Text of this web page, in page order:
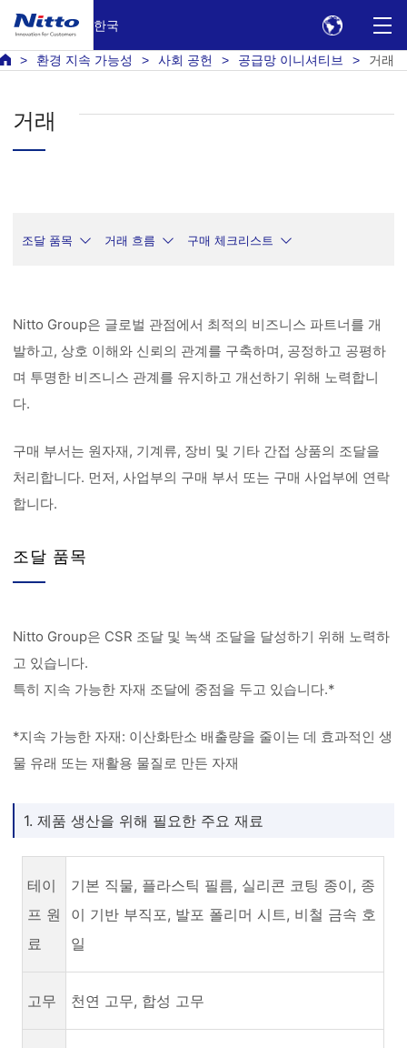
한국
환경 지속 가능성 사회 공헌 공급망 이니셔티브 거래
거래
조달 품목 거래 흐름 구매 체크리스트
Nitto Group은 글로벌 관점에서 최적의 비즈니스 파트너를 개
발하고, 상호 이해와 신뢰의 관계를 구축하며, 공정하고 공평하
며 투명한 비즈니스 관계를 유지하고 개선하기 위해 노력합니
다.
구매 부서는 원자재, 기계류, 장비 및 기타 간접 상품의 조달을
처리합니다. 먼저, 사업부의 구매 부서 또는 구매 사업부에 연락
합니다.
조달 품목
Nitto Group은 CSR 조달 및 녹색 조달을 달성하기 위해 노력하
고 있습니다.
특히 지속 가능한 자재 조달에 중점을 두고 있습니다.*
*지속 가능한 자재: 이산화탄소 배출량을 줄이는 데 효과적인 생
물 유래 또는 재활용 물질로 만든 자재
1. 제품 생산을 위해 필요한 주요 재료
테이
프 원
료
기본 직물, 플라스틱 필름, 실리콘 코팅 종이, 종
이 기반 부직포, 발포 폴리머 시트, 비철 금속 호
일
고무 천연 고무, 합성 고무